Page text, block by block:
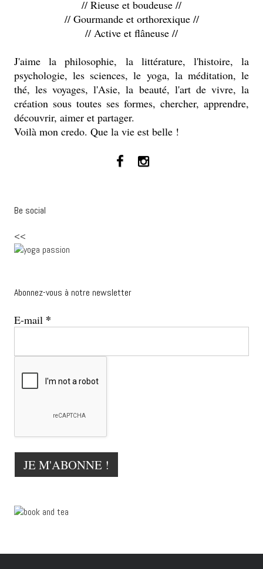
// Rieuse et boudeuse //
// Gourmande et orthorexique //
// Active et flâneuse //
J'aime la philosophie, la littérature, l'histoire, la
psychologie, les sciences, le yoga, la méditation, le
thé, les voyages, l'Asie, la beauté, l'art de vivre, la
création sous toutes ses formes, chercher, apprendre,
découvrir, aimer et partager.
Voilà mon credo. Que la vie est belle !
Be social
<<
Abonnez-vous à notre newsletter
E-mail *